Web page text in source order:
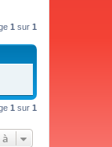
1 sur 1
1 sur 1